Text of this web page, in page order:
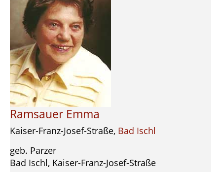
Ramsauer Emma
Kaiser-Franz-Josef-Straße, Bad Ischl
geb. Parzer
Bad Ischl, Kaiser-Franz-Josef-Straße